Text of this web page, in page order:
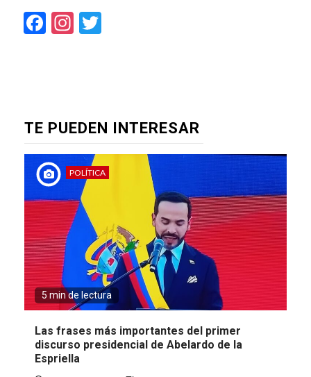
Facebook
Instagram
TE PUEDEN INTERESAR
POLÍTICA
5 min de lectura
Las frases más importantes del primer
discurso presidencial de Abelardo de la
Espriella